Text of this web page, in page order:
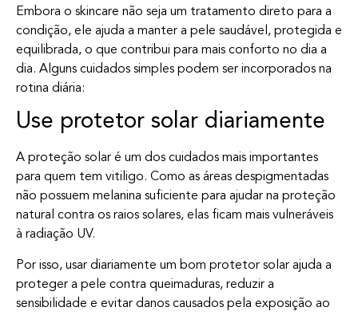
Embora o skincare não seja um tratamento direto para a
condição, ele ajuda a manter a pele saudável, protegida e
equilibrada, o que contribui para mais conforto no dia a
dia. Alguns cuidados simples podem ser incorporados na
rotina diária:
Use protetor solar diariamente
A proteção solar é um dos cuidados mais importantes
para quem tem vitiligo. Como as áreas despigmentadas
não possuem melanina suficiente para ajudar na proteção
natural contra os raios solares, elas ficam mais vulneráveis
à radiação UV.
Por isso, usar diariamente um bom protetor solar ajuda a
proteger a pele contra queimaduras, reduzir a
sensibilidade e evitar danos causados pela exposição ao